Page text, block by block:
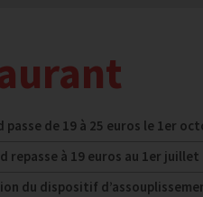
de 19 à 25 euros le 1er
à 19 euros au 1er juillet
du dispositif